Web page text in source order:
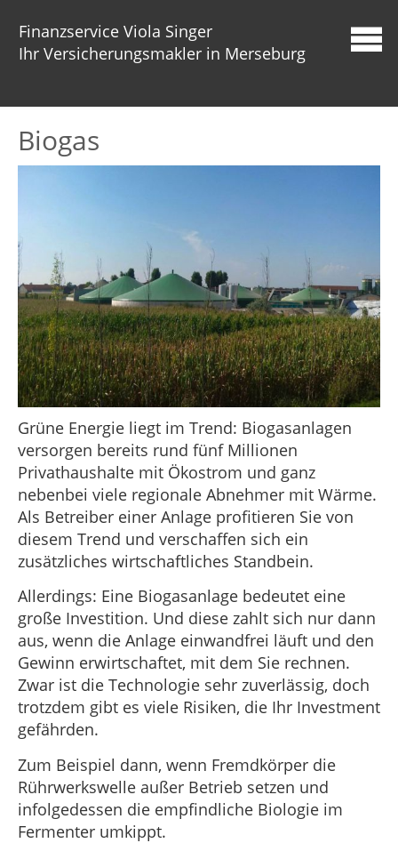
Finanzservice Viola Singer
Ihr Versicherungsmakler in Merseburg
Biogas
Grüne Energie liegt im Trend: Biogasanlagen
versorgen bereits rund fünf Millionen
Privathaushalte mit Ökostrom und ganz
nebenbei viele regionale Abnehmer mit Wärme.
Als Betreiber einer Anlage profitieren Sie von
diesem Trend und verschaffen sich ein
zusätzliches wirtschaftliches Standbein.
Allerdings: Eine Biogasanlage bedeutet eine
große Investition. Und diese zahlt sich nur dann
aus, wenn die Anlage einwandfrei läuft und den
Gewinn erwirtschaftet, mit dem Sie rechnen.
Zwar ist die Technologie sehr zuverlässig, doch
trotzdem gibt es viele Risiken, die Ihr Investment
gefährden.
Zum Beispiel dann, wenn Fremdkörper die
Rührwerkswelle außer Betrieb setzen und
infolgedessen die empfindliche Biologie im
Fermenter umkippt.